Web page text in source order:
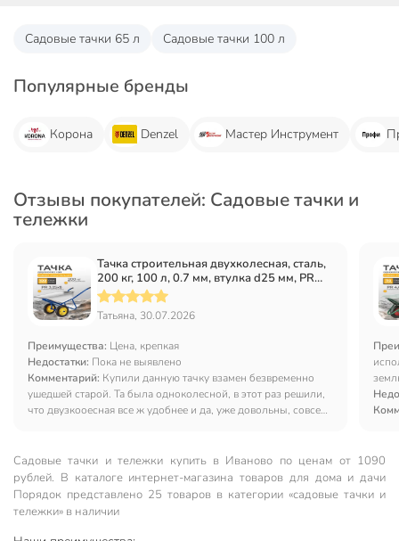
Садовые тачки 65 л Садовые тачки 100 л
Популярные бренды
Корона Denzel Мастер Инструмент
Отзывы покупателей: Садовые тачки и
тележки
Тачка строительная двухколесная, сталь,
200 кг, 100 л, 0.7 мм, втулка d25 мм, PR
3.25х8, синяя, Корона
Татьяна, 30.07.2026
Преимущества: Цена, крепкая
Недостатки: Пока не выявлено
Комментарий: Купили данную тачку взамен безвременно
ушедшей старой. Та была одноколесной, в этот раз решили,
что двузкооесная все ж удобнее и да, уже довольны, совсем
в сравнении со старой, которая при всей её хлипкости
отслужил 10 лет, и бетон в ней мешали, и чего только с ней
не творили... А стоила не намного меньше. В общем
покупкой довольна на все 100%, главное цена шикарная!
Садовые тачки и тележки купить в Иваново по ценам от 1090
рублей. В каталоге интернет-магазина товаров для дома и дачи
Порядок представлено 25 товаров в категории «садовые тачки и
тележки» в наличии